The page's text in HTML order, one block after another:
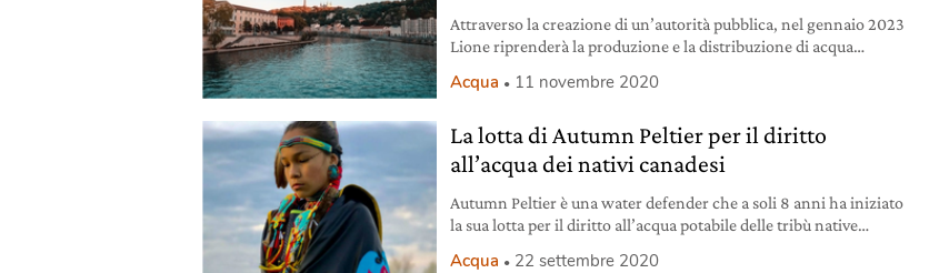
Attraverso la creazione di un’autorità pubblica, nel gennaio 2023
Lione riprenderà la produzione e la distribuzione di acqua
Acqua 11 novembre 2020
La lotta di Autumn Peltier per il diritto
all’acqua dei nativi canadesi
Autumn Peltier è una water defender che a soli 8 anni ha iniziato
la sua lotta per il diritto all’acqua potabile delle tribù native
Acqua 22 settembre 2020